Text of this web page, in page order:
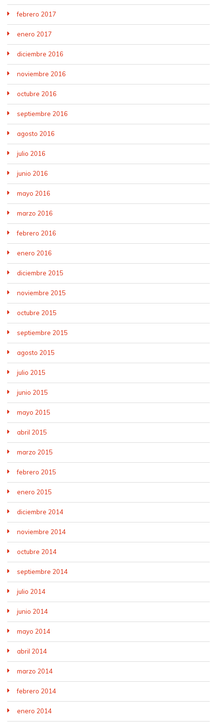
febrero 2017
enero 2017
diciembre 2016
noviembre 2016
octubre 2016
septiembre 2016
agosto 2016
julio 2016
junio 2016
mayo 2016
marzo 2016
febrero 2016
enero 2016
diciembre 2015
noviembre 2015
octubre 2015
septiembre 2015
agosto 2015
julio 2015
junio 2015
mayo 2015
abril 2015
marzo 2015
febrero 2015
enero 2015
diciembre 2014
noviembre 2014
octubre 2014
septiembre 2014
julio 2014
junio 2014
mayo 2014
abril 2014
marzo 2014
febrero 2014
enero 2014